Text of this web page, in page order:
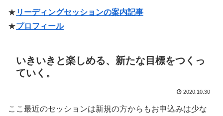
★ リーディングセッションの案内記事
★プロフィール
いきいきと楽しめる、新たな目標をつくっ
ていく。
2020.10.30
ここ最近のセッションは新規の方からもお申込みは少な